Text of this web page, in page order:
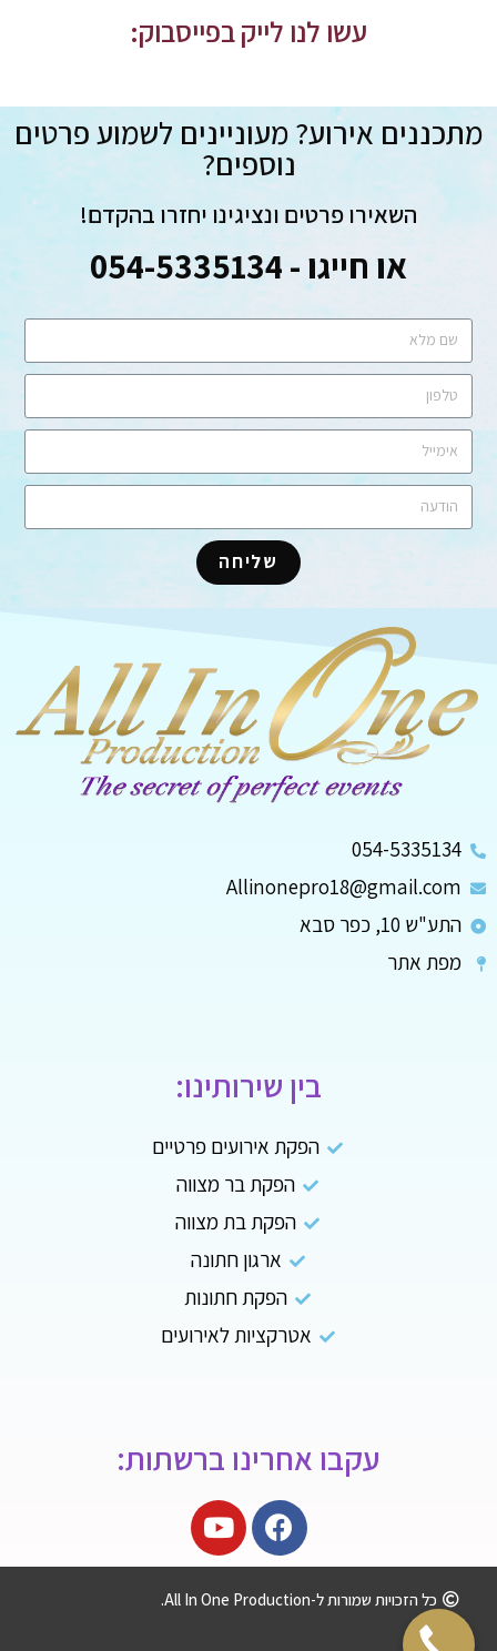
עשו לנו לייק בפייסבוק:
מתכננים אירוע? מעוניינים לשמוע פרטים
נוספים?
השאירו פרטים ונציגינו יחזרו בהקדם!
או חייגו - 054-5335134
שליחה
054-5335134
Allinonepro18@gmail.com
התע"ש 10, כפר סבא
מפת אתר
בין שירותינו:
הפקת אירועים פרטיים
הפקת בר מצווה
הפקת בת מצווה
ארגון חתונה
הפקת חתונות
אטרקציות לאירועים
עקבו אחרינו ברשתות:
כל הזכויות שמורות ל-All In One Production.